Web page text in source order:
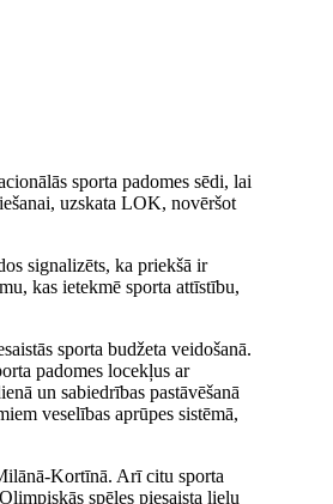
sporta padomes sēdi, lai
uzskata LOK, novēršot
signalizēts, ka priekšā ir
kas ietekmē sporta attīstību,
sporta budžeta veidošanā.
padomes locekļus ar
un sabiedrības pastāvēšanā
veselības aprūpes sistēmā,
Kortīnā. Arī citu sporta
spēles piesaista lielu